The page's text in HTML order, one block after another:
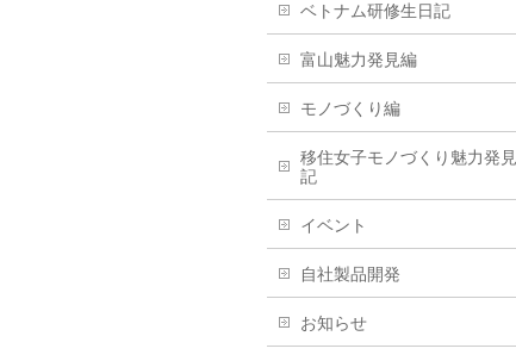
ベトナム研修生日記
富山魅力発見編
モノづくり編
移住女子モノづくり魅力発見
記
イベント
自社製品開発
お知らせ